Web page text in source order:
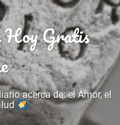
Hoy Gratis
acerca de: el Amor, el